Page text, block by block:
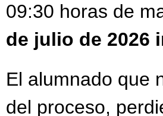
09:30 horas de
de julio de 2026
El alumnado que
del proceso,